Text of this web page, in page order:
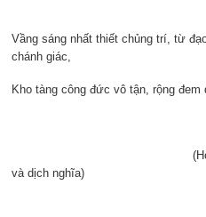
Vầng sáng nhất thiết chủng trí, từ
chánh giác,
Kho tàng công đức vô tận, rộng đem
(Hòa thượng
và dịch nghĩa)